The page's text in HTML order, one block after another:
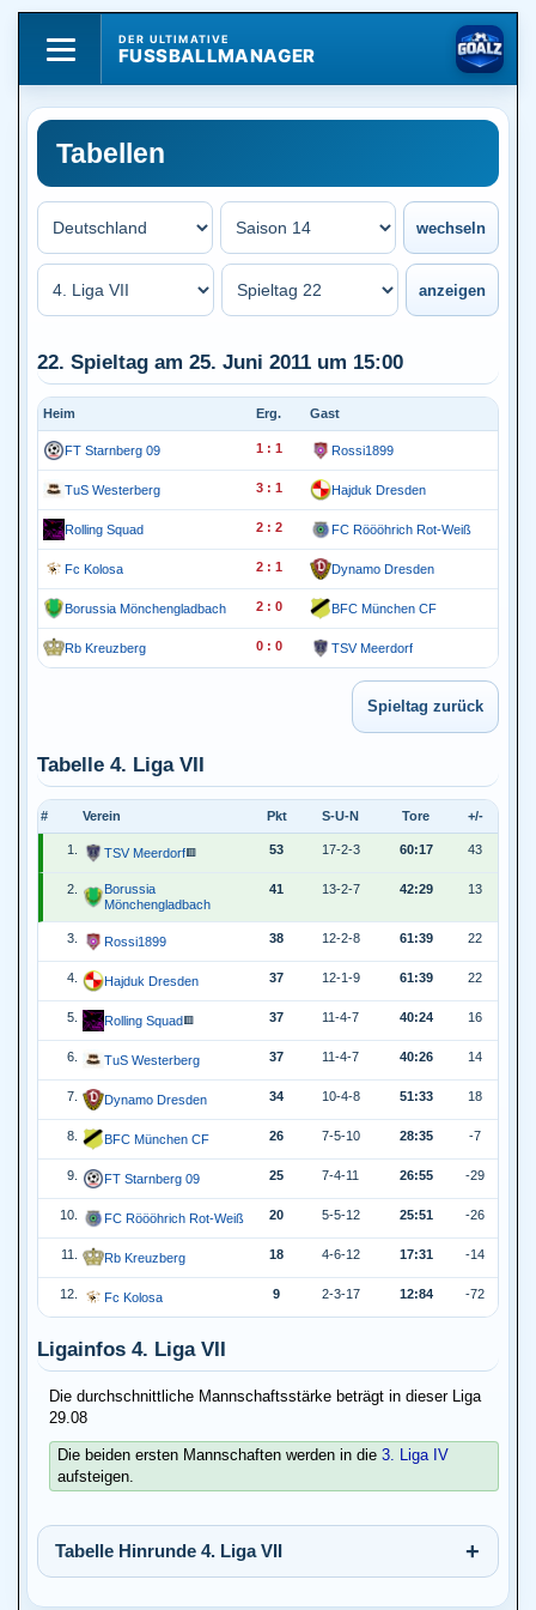
DER ULTIMATIVE
FUSSBALLMANAGER
Tabellen
22. Spieltag am 25. Juni 2011 um 15:00
Heim Erg. Gast
FT Starnberg 09 1 : 1 Rossi1899
TuS Westerberg 3 : 1 Hajduk Dresden
Rolling Squad 2 : 2 FC Röööhrich Rot-Weiß
Fc Kolosa 2 : 1 Dynamo Dresden
Borussia Mönchengladbach 2 : 0 BFC München CF
Rb Kreuzberg 0 : 0 TSV Meerdorf
Tabelle 4. Liga VII
# Verein Pkt S-U-N Tore +/-
1. TSV Meerdorf 🟥 53 17-2-3 60:17 43
2.
Borussia
Mönchengladbach
41 13-2-7 42:29 13
3. Rossi1899 38 12-2-8 61:39 22
4. Hajduk Dresden 37 12-1-9 61:39 22
5. Rolling Squad 🟥 37 11-4-7 40:24 16
6. TuS Westerberg 37 11-4-7 40:26 14
7. Dynamo Dresden 34 10-4-8 51:33 18
8. BFC München CF 26 7-5-10 28:35 -7
9. FT Starnberg 09 25 7-4-11 26:55 -29
10. FC Röööhrich Rot-Weiß 20 5-5-12 25:51 -26
11. Rb Kreuzberg 18 4-6-12 17:31 -14
12. Fc Kolosa 9 2-3-17 12:84 -72
Ligainfos 4. Liga VII
Die durchschnittliche Mannschaftsstärke beträgt in dieser Liga
29.08
Die beiden ersten Mannschaften werden in die 3. Liga IV
aufsteigen.
Tabelle Hinrunde 4. Liga VII